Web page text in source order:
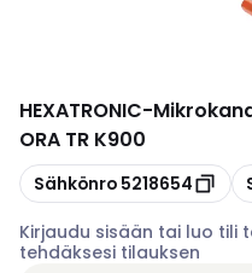
HEXATRONIC-
ORA TR K900
Kopioi
Sähkönro 5218654
Kirjaudu sisään tai luo tili
tehdäksesi tilauksen